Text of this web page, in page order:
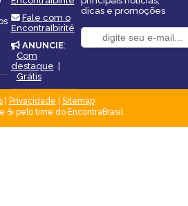
Fale com o
EncontraIbirité
ANUNCIE:
Com
destaque |
Grátis
dicas e promoções
| Privacidade
Sitemap
☕ pelo time do EncontraBrasil